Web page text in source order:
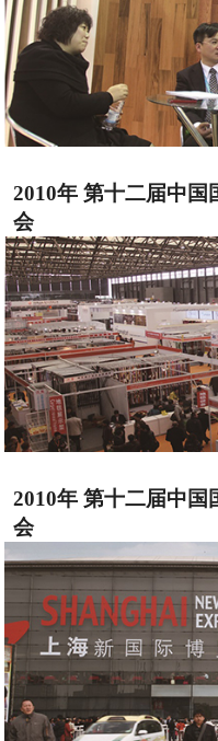
2010年 第十二届中
会
2010年 第十二届中
会